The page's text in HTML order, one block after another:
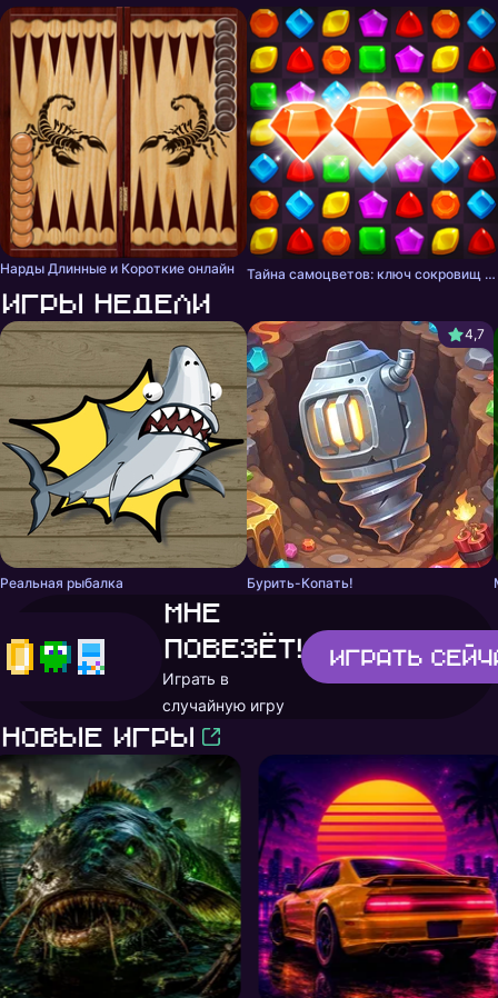
Нарды Длинные и Короткие онлайн Тайна самоцветов: ключ сокровищ - три в ряд
Игры недели
Реальная рыбалка
4,7
Бурить-Копать!
Мне
повезёт!
Играть в
случайную игру
Играть
Новые игры